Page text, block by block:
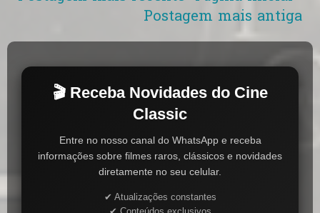
Postagem mais antiga
🎬 Receba Novidades do Cine
Classic
Entre no nosso canal do WhatsApp e receba
informações sobre filmes raros, clássicos e novidades
diretamente no seu celular.
✔ Atualizações constantes